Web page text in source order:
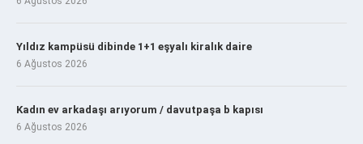
Yıldız kampüsü dibinde 1+1 eşyalı kiralık daire
6 Ağustos 2026
Kadın ev arkadaşı arıyorum / davutpaşa b kapısı
6 Ağustos 2026